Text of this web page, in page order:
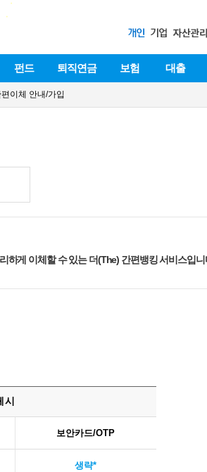
펀드 퇴직연금 보험 대출
편이체 안내/가입
하게 이체할 수 있는 더(The) 간편뱅킹 서비스입니
시
보안카드/OTP
생략*